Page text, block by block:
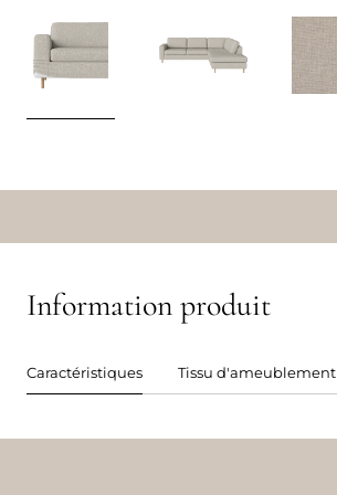
Information produit
Caractéristiques Tissu d'ameublement